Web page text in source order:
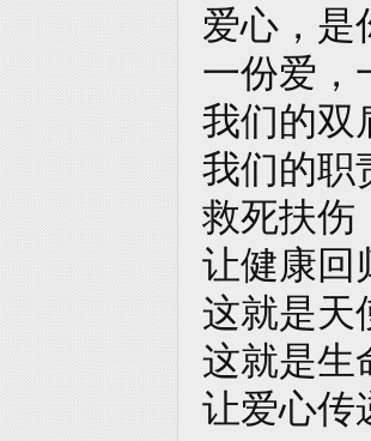
爱心，是
一份爱，
我们的双
我们的职
救死扶伤
让健康回
这就是天
这就是生
让爱心传